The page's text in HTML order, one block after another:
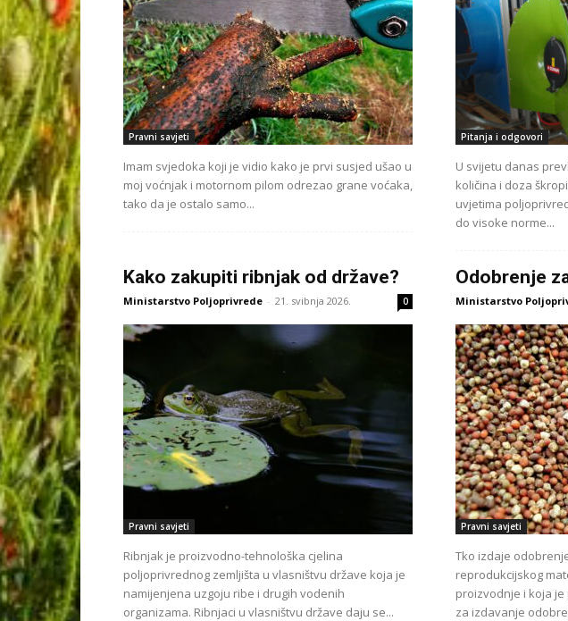
Pravni savjeti
Imam svjedoka koji je vidio kako je prvi susjed ušao u
moj voćnjak i motornom pilom odrezao grane voćaka,
tako da je ostalo samo...
Pitanja i odgovori
U svijetu danas
količina i doza
uvjetima
do visoke norme...
Kako zakupiti ribnjak od države?
Ministarstvo Poljoprivrede - 21. svibnja 2026. 0
Pravni savjeti
Ribnjak je proizvodno-tehnološka cjelina
poljoprivrednog zemljišta u vlasništvu države koja je
namijenjena uzgoju ribe i drugih vodenih
organizama. Ribnjaci u vlasništvu države daju se...
Odobrenje
Ministarstvo
Pravni savjeti
Tko izdaje
reprodukcijskog
proizvodnje i koja je
za izdavanje